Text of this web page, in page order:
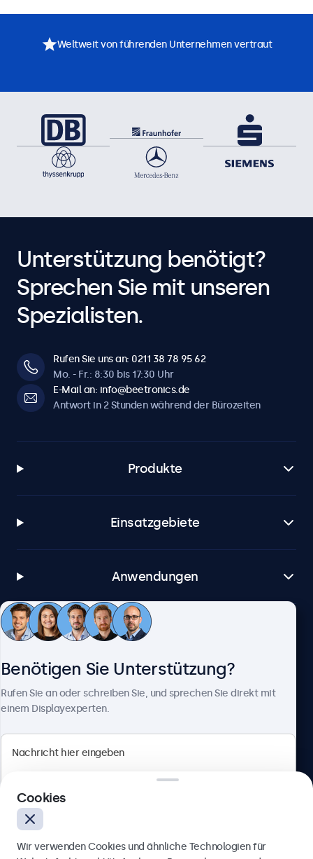
Weltweit von führenden Unternehmen vertraut
Unterstützung benötigt?
Sprechen Sie mit unseren
Spezialisten.
Rufen Sie uns an: 0211 38 78 95 62
Mo. - Fr.: 8:30 bis 17:30 Uhr
E-Mail an: info@beetronics.de
Antwort in 2 Stunden während der Bürozeiten
Produkte
Einsatzgebiete
Anwendungen
Kundenservice
Berliner Allee 59, 40212 Düsseldorf, Deutschland
Deutsch
Benötigen Sie Unterstützung?
Rufen Sie an oder schreiben Sie, und sprechen Sie direkt mit
einem Displayexperten.
Cookies
Wir verwenden Cookies und ähnliche Technologien für